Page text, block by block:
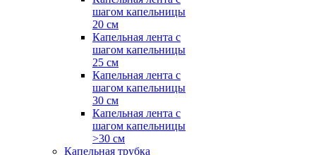
шагом капельницы
20 см
Капельная лента с
шагом капельницы
25 см
Капельная лента с
шагом капельницы
30 см
Капельная лента с
шагом капельницы
>30 см
Капельная трубка